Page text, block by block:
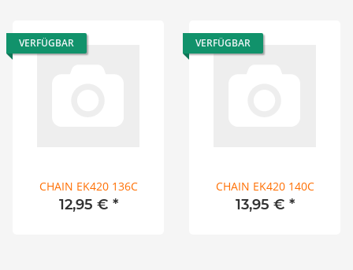
VERFÜGBAR
CHAIN EK420 136C
12,95 € *
VERFÜGBAR
CHAIN EK420 140C
13,95 € *